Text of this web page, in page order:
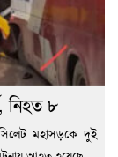
নিহত ৮
সিলেট মহাসড়কে দুই